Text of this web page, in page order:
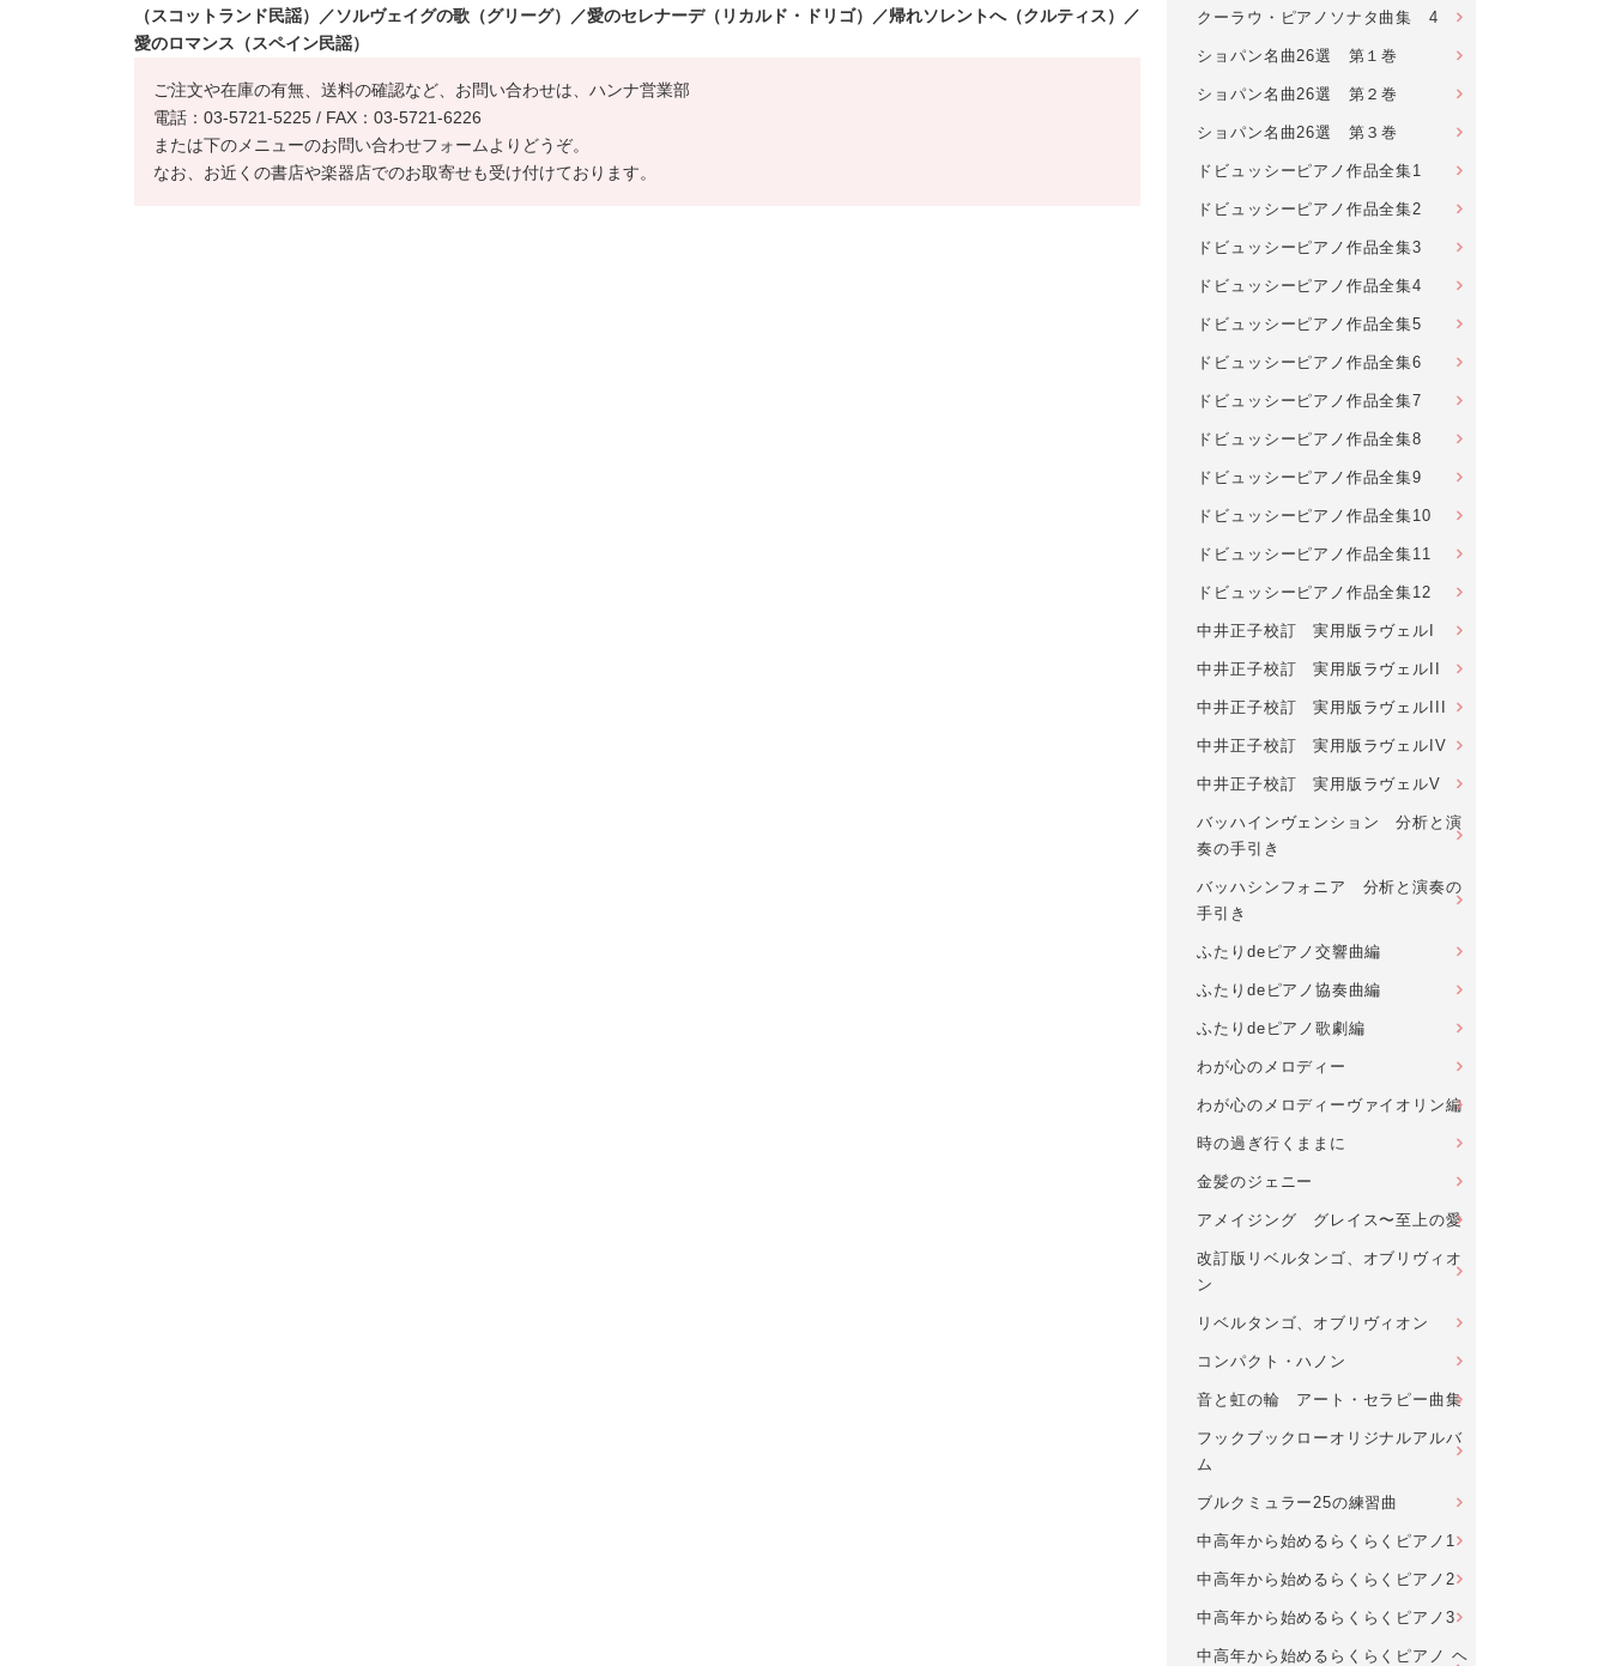
（スコットランド民謡）／ソルヴェイグの歌（グリーグ）／愛のセレナーデ（リカルド・ドリゴ）／帰れソレントへ（クルティス）／
愛のロマンス（スペイン民謡）
ご注文や在庫の有無、送料の確認など、お問い合わせは、ハンナ営業部
電話：03-5721-5225 / FAX：03-5721-6226
または下のメニューのお問い合わせフォームよりどうぞ。
なお、お近くの書店や楽器店でのお取寄せも受け付けております。
クーラウ・ピアノソナタ曲集 4
ショパン名曲26選 第１巻
ショパン名曲26選 第２巻
ショパン名曲26選 第３巻
ドビュッシーピアノ作品全集1
ドビュッシーピアノ作品全集2
ドビュッシーピアノ作品全集3
ドビュッシーピアノ作品全集4
ドビュッシーピアノ作品全集5
ドビュッシーピアノ作品全集6
ドビュッシーピアノ作品全集7
ドビュッシーピアノ作品全集8
ドビュッシーピアノ作品全集9
ドビュッシーピアノ作品全集10
ドビュッシーピアノ作品全集11
ドビュッシーピアノ作品全集12
中井正子校訂 実用版ラヴェルI
中井正子校訂 実用版ラヴェルII
中井正子校訂 実用版ラヴェルIII
中井正子校訂 実用版ラヴェルIV
中井正子校訂 実用版ラヴェルV
バッハインヴェンション 分析と演
奏の手引き
バッハシンフォニア 分析と演奏の
手引き
ふたりdeピアノ交響曲編
ふたりdeピアノ協奏曲編
ふたりdeピアノ歌劇編
わが心のメロディー
わが心のメロディーヴァイオリン編
時の過ぎ行くままに
金髪のジェニー
アメイジング グレイス〜至上の愛
改訂版リベルタンゴ、オブリヴィオ
ン
リベルタンゴ、オブリヴィオン
コンパクト・ハノン
音と虹の輪 アート・セラピー曲集
フックブックローオリジナルアルバ
ム
ブルクミュラー25の練習曲
中高年から始めるらくらくピアノ1
中高年から始めるらくらくピアノ2
中高年から始めるらくらくピアノ3
中高年から始めるらくらくピアノ ヘ